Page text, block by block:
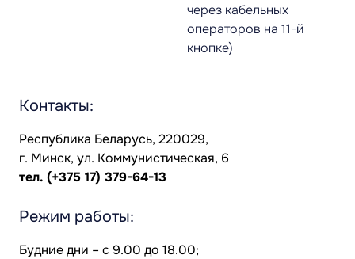
через кабельных
операторов на 11-й
кнопке)
Контакты:
Республика Беларусь, 220029,
г. Минск, ул. Коммунистическая, 6
тел. (+375 17) 379-64-13
Режим работы:
Будние дни – с 9.00 до 18.00;